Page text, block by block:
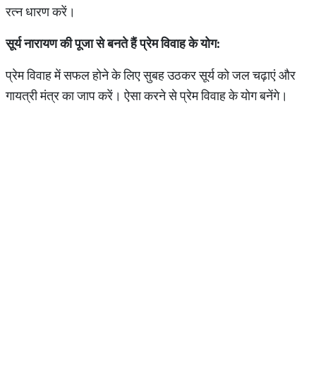
रत्न धारण करें।
सूर्यनारायणकीपूजासेबनतेहैंप्रेमविवाहकेयोग:
प्रेम विवाह में सफल होने के लिए सुबह उठकर सूर्य को जल चढ़ाएं और
गायत्री मंत्र का जाप करें। ऐसा करने से प्रेम विवाह के योग बनेंगे।